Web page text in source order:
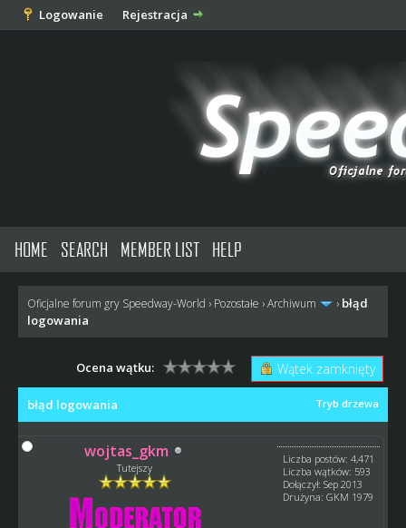
Logowanie Rejestracja
HOME SEARCH MEMBER LIST HELP
Oficjalne forum gry Speedway-World › Pozostałe ›Archiwum › błąd
logowania
Wątek zamknięty
Ocena wątku:
Tryb drzewa
błąd logowania
wojtas_gkm
Tutejszy
Liczba postów: 4,471
Liczba wątków: 593
Dołączył: Sep 2013
Drużyna: GKM 1979